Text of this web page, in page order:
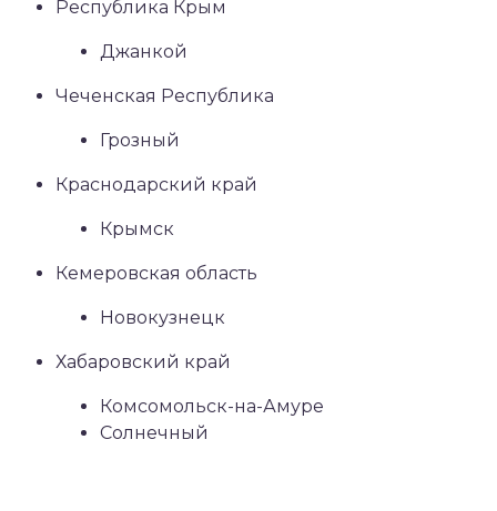
Республика Крым
Джанкой
Чеченская Республика
Грозный
Краснодарский край
Крымск
Кемеровская область
Новокузнецк
Хабаровский край
Комсомольск-на-Амуре
Солнечный